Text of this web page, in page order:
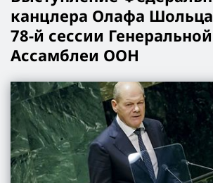
канцлера Олафа
78-й сессии Генеральной
Ассамблеи ООН